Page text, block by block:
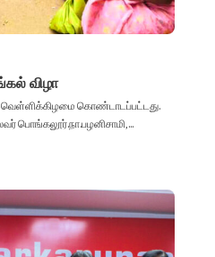
விழா
வெள்ளிக்கிழமை கொண்டாடப்பட்டது.
பொங்கலூர்.நா.பழனிசாமி,...